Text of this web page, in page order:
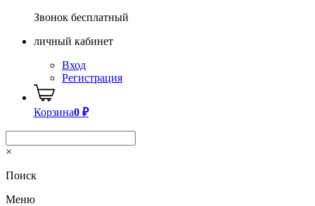
Звонок бесплатный
личный кабинет
Вход
Регистрация
Корзина0 ₽
×
Поиск
Меню